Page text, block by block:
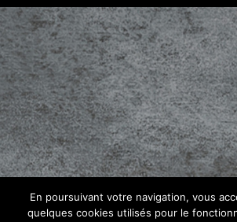
En poursuivant votre navigation, vous
quelques cookies utilisés pour le